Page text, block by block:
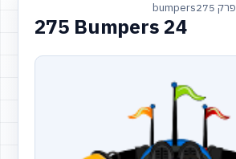
פרק 275 bumpers
275 Bumpers 24